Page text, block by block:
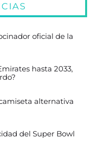
oficial de la
hasta 2033,
alternativa
del Super Bowl